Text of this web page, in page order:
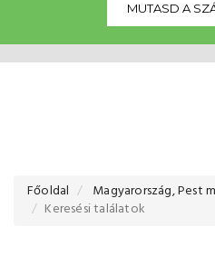
MUTASD A
Főoldal Magyarország, Pest
Keresési találatok